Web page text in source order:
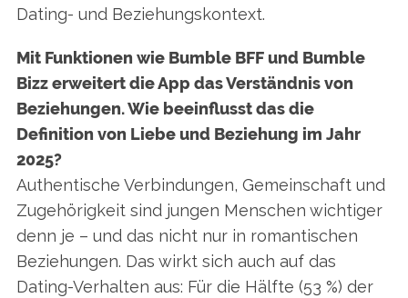
Dating- und Beziehungskontext.
Mit Funktionen wie Bumble BFF und Bumble
Bizz erweitert die App das Verständnis von
Beziehungen. Wie beeinflusst das die
Definition von Liebe und Beziehung im Jahr
2025?
Authentische Verbindungen, Gemeinschaft und
Zugehörigkeit sind jungen Menschen wichtiger
denn je – und das nicht nur in romantischen
Beziehungen. Das wirkt sich auch auf das
Dating-Verhalten aus: Für die Hälfte (53 %) der